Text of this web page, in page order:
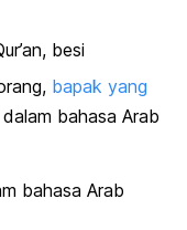
besi
bapak yang
bahasa Arab
bahasa Arab